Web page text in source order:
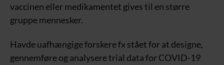
vaccinen eller medikamentet gives til en større
gruppe mennesker.
Havde uafhængige forskere fx stået for at designe,
gennemføre og analysere trial data for COVID-19